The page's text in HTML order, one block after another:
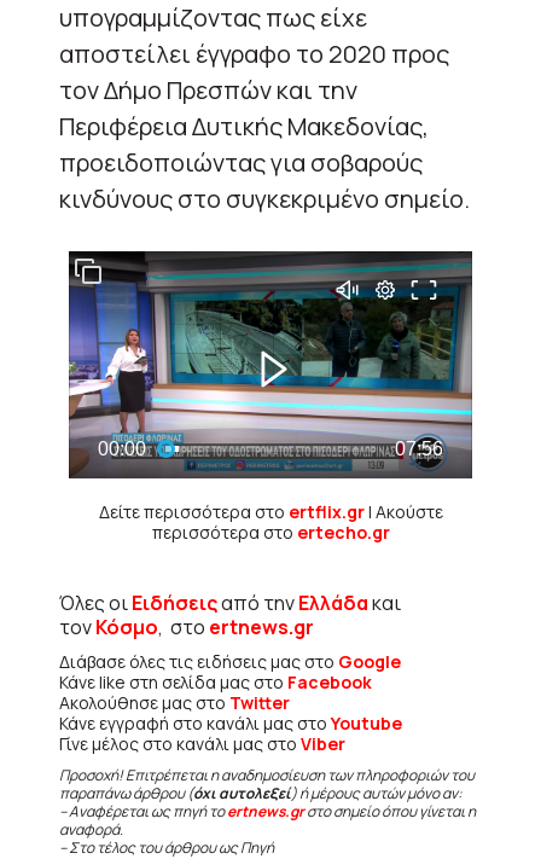
υπογραμμίζοντας πως είχε
αποστείλει έγγραφο το 2020 προς
τον Δήμο Πρεσπών και την
Περιφέρεια Δυτικής Μακεδονίας,
προειδοποιώντας για σοβαρούς
κινδύνους στο συγκεκριμένο σημείο.
Δείτε περισσότερα στο ertflix.gr| Ακούστε
περισσότερα στο ertecho.gr
Όλες οιΕιδήσειςαπό τηνΕλλάδακαι
τονΚόσμο, στο ertnews.gr
Διάβασε όλες τις ειδήσεις μας στο Google
Κάνε like στη σελίδα μας στο Facebook
Ακολούθησε μας στο Twitter
Κάνε εγγραφή στο κανάλι μας στοYoutube
Γίνε μέλος στο κανάλι μας στο Viber
Προσοχή! Επιτρέπεται η αναδημοσίευση των πληροφοριών του
παραπάνω άρθρου (όχι αυτολεξεί) ή μέρους αυτών μόνο αν:
– Αναφέρεται ως πηγή τοertnews.grστο σημείο όπου γίνεται η
αναφορά.
– Στο τέλος του άρθρου ως Πηγή